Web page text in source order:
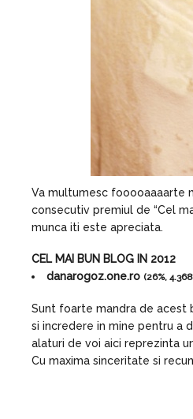
Va multumesc fooooaaaarte
consecutiv premiul de “Cel
munca iti este apreciata.
CEL MAI BUN BLOG IN 2012
danarogoz.one.ro (26%,
Sunt foarte mandra de acest
si incredere in mine pentru a
alaturi de voi aici reprezinta
Cu maxima sinceritate si